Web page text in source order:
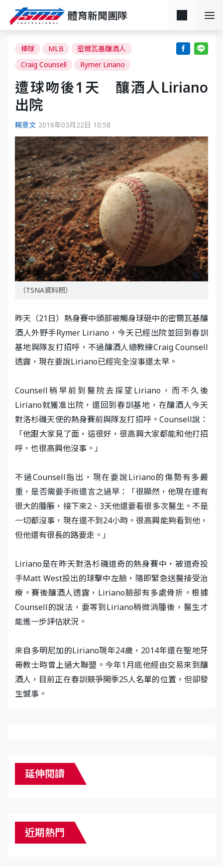
體育新聞團隊
棒球 MLB
密爾瓦基釀酒人
Craig Counsell
Rymer Liriano
遭球吻後1天 釀酒人Liriano
出院
賴意文 2016年03月22日 10:58
（TSNA資料照）
昨天（21日）熱身賽中頭部被觸身球砸中的密爾瓦基釀
酒人外野手Rymer Liriano，今天已經出院並回到春訓
基地與隊友打招呼，不過釀酒人總教練Craig Counsell
透露，現在要說Liriano已經完全沒事還太早。
Counsell稍早前到醫院去探望Liriano，而不久後
Liriano就獲准出院，還回到春訓基地，在釀酒人今天
對洛杉磯天使的熱身賽前與隊友打招呼。Counsell說：
「他跟大家見了面，這很好，很高興大家都能和他打招
呼，也很高興他沒事。」
不過Counsell指出，現在要說Liriano的傷勢有多嚴
重，是否需要手術還言之過早：「很顯然，他現在還有
很大的腫脹，接下來2、3天他還要看很多次醫生。不是
一切都沒事，現在還不到24小時。很高興能夠看到他，
但他還有很長的路要走。」
Liriano是在昨天對洛杉磯道奇的熱身賽中，被道奇投
手Matt West投出的球擊中左臉，隨即緊急送醫接受治
療。賽後釀酒人透露，Liriano臉部有多處骨折。根據
Counsell的說法，要等到Liriano稍微消腫後，醫生才
能進一步評估狀況。
來自多明尼加的Liriano現年24歲，2014年還在聖地牙
哥教士時曾上過大聯盟。今年1月底他經由交易來到釀
酒人，目前正在春訓競爭開季25人名單的位置，但卻發
生憾事。
延伸閱讀
近期熱門